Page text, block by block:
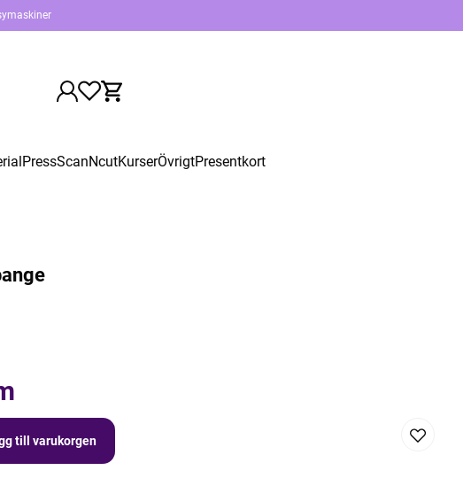
PressScanNcutKurserÖvrigtPresentkort
till varukorgen